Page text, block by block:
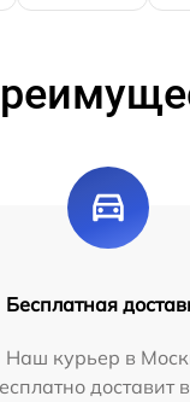
Бесплатная
Наш курьер в
доставит